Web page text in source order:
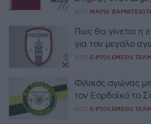
ΑΠΌ ΜΑΡΊΑ
Πως θα γίνεται η
για τον μεγάλο
ΑΠΌ E-PTOLEMEOS TEAM
Φιλικός αγώνας
τον Εορδαϊκό το
ΑΠΌ E-PTOLEMEOS TEAM